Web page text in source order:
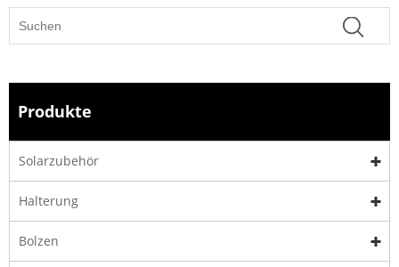
Produkte
Solarzubehör
Halterung
Bolzen